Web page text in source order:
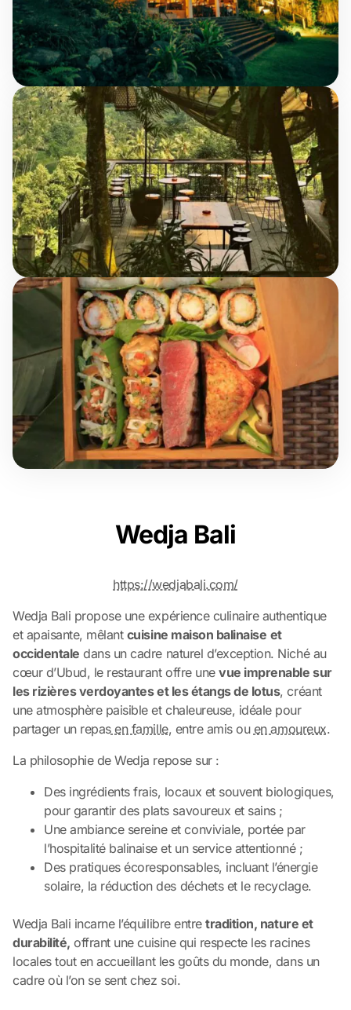
Wedja Bali
https://wedjabali.com/
Wedja Bali propose une expérience culinaire authentique
et apaisante, mêlant cuisine maison balinaise et
occidentale dans un cadre naturel d’exception. Niché au
cœur d’Ubud, le restaurant offre unevue imprenable sur
les rizières verdoyantes et les étangs de lotus, créant
une atmosphère paisible et chaleureuse, idéale pour
partager un repasen famille, entre amis ou en amoureux.
La philosophie de Wedja repose sur :
Des ingrédients frais, locaux et souvent biologiques,
pour garantir des plats savoureux et sains ;
Une ambiance sereine et conviviale, portée par
l’hospitalité balinaise et un service attentionné ;
Des pratiques écoresponsables, incluant l’énergie
solaire, la réduction des déchets et le recyclage.
Wedja Bali incarne l’équilibre entretradition, nature et
durabilité, offrant une cuisine qui respecte les racines
locales tout en accueillant les goûts du monde, dans un
cadre où l’on se sent chez soi.